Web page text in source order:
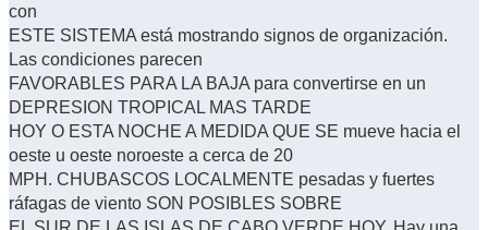
con
ESTE SISTEMA está mostrando signos de organización.
Las condiciones parecen
FAVORABLES PARA LA BAJA para convertirse en un
DEPRESION TROPICAL MAS TARDE
HOY O ESTA NOCHE A MEDIDA QUE SE mueve hacia el
oeste u oeste noroeste a cerca de 20
MPH. CHUBASCOS LOCALMENTE pesadas y fuertes
ráfagas de viento SON POSIBLES SOBRE